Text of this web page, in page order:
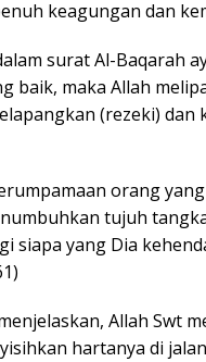
keagungan dan
surat Al-Baqarah
baik, maka Allah
(rezeki) dan
orang
tujuh
siapa yang Dia
Allah Swt
hartanya di